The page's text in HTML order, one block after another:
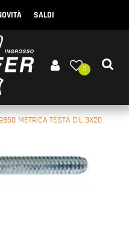
SALDI
0
METRICA TESTA CIL 3X20